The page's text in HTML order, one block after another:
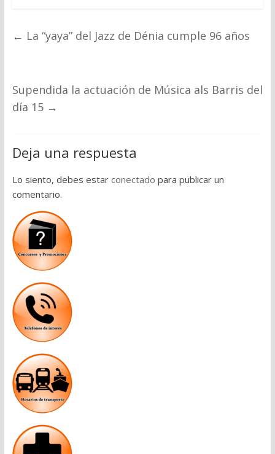
← La “yaya” del Jazz de Dénia cumple 96 años
Supendida la actuación de Música als Barris del
día 15 →
Deja una respuesta
Lo siento, debes estar conectado para publicar un
comentario.